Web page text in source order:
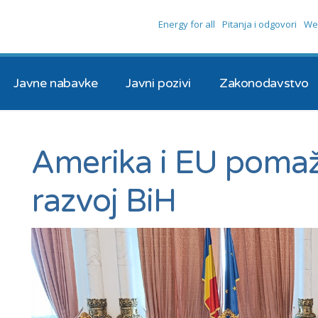
Javne nabavke Javni pozivi Zakonodavstvo
Energy for all Pitanja i odgovori
Amerika i EU
razvoj BiH